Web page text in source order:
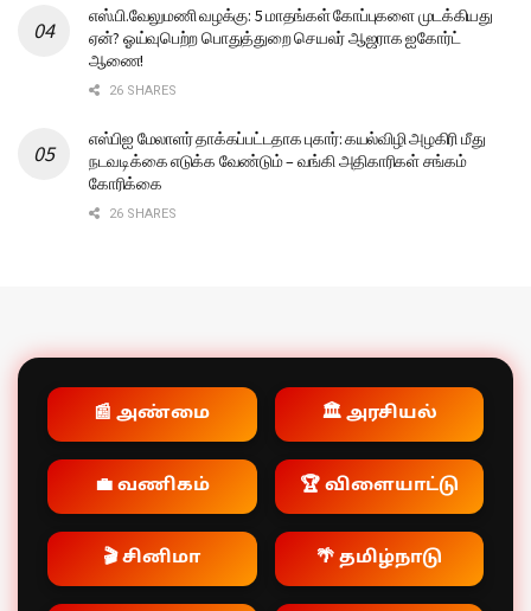
எஸ்.பி.வேலுமணி வழக்கு: 5 மாதங்கள் கோப்புகளை முடக்கியது
ஏன்? ஓய்வுபெற்ற பொதுத்துறை செயலர் ஆஜராக ஐகோர்ட்
ஆணை!
26 SHARES
எஸ்பிஐ மேலாளர் தாக்கப்பட்டதாக புகார்: கயல்விழி அழகிரி மீது
நடவடிக்கை எடுக்க வேண்டும் – வங்கி அதிகாரிகள் சங்கம்
கோரிக்கை
26 SHARES
📰 அண்மை 🏛️ அரசியல்
💼 வணிகம் 🏆 விளையாட்டு
🎬 சினிமா 🌴 தமிழ்நாடு